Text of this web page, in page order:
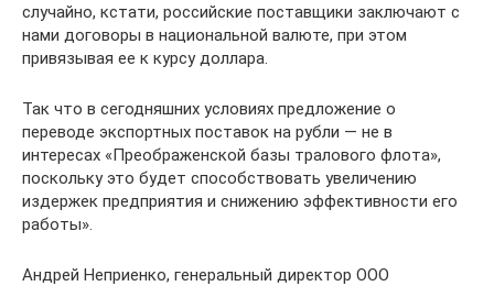
случайно, кстати, российские поставщики заключают с
нами договоры в национальной валюте, при этом
привязывая ее к курсу доллара.
Так что в сегодняшних условиях предложение о
переводе экспортных поставок на рубли — не в
интересах «Преображенской базы тралового флота»,
поскольку это будет способствовать увеличению
издержек предприятия и снижению эффективности его
работы».
Андрей Неприенко, генеральный директор ООО